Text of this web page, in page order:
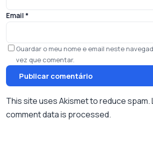
Email *
Guardar o meu nome e email neste
vez que comentar.
This site uses Akismet to reduce spam.
comment data is processed.